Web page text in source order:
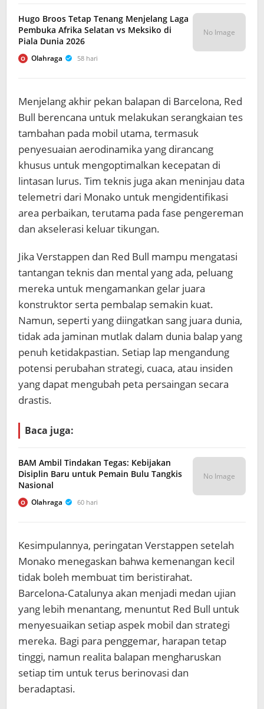
Hugo Broos Tetap Tenang Menjelang Laga
Pembuka Afrika Selatan vs Meksiko di
Piala Dunia 2026
O Olahraga 58 hari
No Image
Menjelang akhir pekan balapan di Barcelona, Red
Bull berencana untuk melakukan serangkaian tes
tambahan pada mobil utama, termasuk
penyesuaian aerodinamika yang dirancang
khusus untuk mengoptimalkan kecepatan di
lintasan lurus. Tim teknis juga akan meninjau data
telemetri dari Monako untuk mengidentifikasi
area perbaikan, terutama pada fase pengereman
dan akselerasi keluar tikungan.
Jika Verstappen dan Red Bull mampu mengatasi
tantangan teknis dan mental yang ada, peluang
mereka untuk mengamankan gelar juara
konstruktor serta pembalap semakin kuat.
Namun, seperti yang diingatkan sang juara dunia,
tidak ada jaminan mutlak dalam dunia balap yang
penuh ketidakpastian. Setiap lap mengandung
potensi perubahan strategi, cuaca, atau insiden
yang dapat mengubah peta persaingan secara
drastis.
Baca juga:
BAM Ambil Tindakan Tegas: Kebijakan
Disiplin Baru untuk Pemain Bulu Tangkis
Nasional
O Olahraga 60 hari
No Image
Kesimpulannya, peringatan Verstappen setelah
Monako menegaskan bahwa kemenangan kecil
tidak boleh membuat tim beristirahat.
Barcelona‑Catalunya akan menjadi medan ujian
yang lebih menantang, menuntut Red Bull untuk
menyesuaikan setiap aspek mobil dan strategi
mereka. Bagi para penggemar, harapan tetap
tinggi, namun realita balapan mengharuskan
setiap tim untuk terus berinovasi dan
beradaptasi.